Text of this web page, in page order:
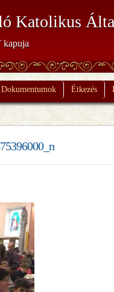
Katolikus
kapuja
Dokumentumok Étkezés